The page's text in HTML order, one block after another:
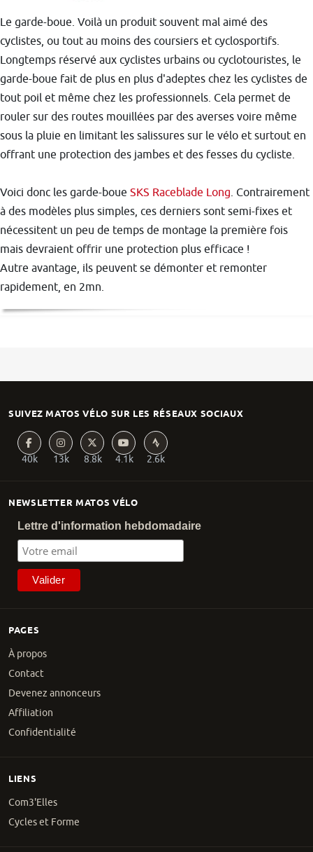
Le garde-boue. Voilà un produit souvent mal aimé des
cyclistes, ou tout au moins des coursiers et cyclosportifs.
Longtemps réservé aux cyclistes urbains ou cyclotouristes, le
garde-boue fait de plus en plus d'adeptes chez les cyclistes de
tout poil et même chez les professionnels. Cela permet de
rouler sur des routes mouillées par des averses voire même
sous la pluie en limitant les salissures sur le vélo et surtout en
offrant une protection des jambes et des fesses du cycliste.
Voici donc les garde-boue SKS Raceblade Long. Contrairement
à des modèles plus simples, ces derniers sont semi-fixes et
nécessitent un peu de temps de montage la première fois
mais devraient offrir une protection plus efficace !
Autre avantage, ils peuvent se démonter et remonter
rapidement, en 2mn.
PAGES
À propos
Contact
Devenez annonceurs
Affiliation
Confidentialité
NEWSLETTER MATOS VÉLO
Lettre d'information hebdomadaire
SUIVEZ MATOS VÉLO SUR LES RÉSEAUX SOCIAUX
40k 13k 8.8k 4.1k 2.6k
LIENS
Com3'Elles
Cycles et Forme